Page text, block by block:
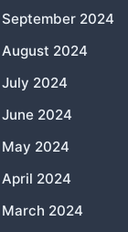
September 2024
August 2024
July 2024
June 2024
May 2024
April 2024
March 2024